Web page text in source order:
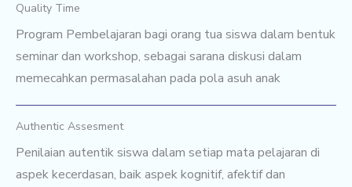
Quality Time
Program Pembelajaran bagi orang tua siswa dalam bentuk
seminar dan workshop, sebagai sarana diskusi dalam
memecahkan permasalahan pada pola asuh anak
Authentic Assesment
Penilaian autentik siswa dalam setiap mata pelajaran di
aspek kecerdasan, baik aspek kognitif, afektif dan